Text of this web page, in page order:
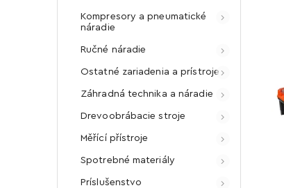
Kompresory a pneumatické
náradie
Ručné náradie
Ostatné zariadenia a prístroje
Záhradná technika a náradie
Drevoobrábacie stroje
Měřící přístroje
Spotrebné materiály
Príslušenstvo